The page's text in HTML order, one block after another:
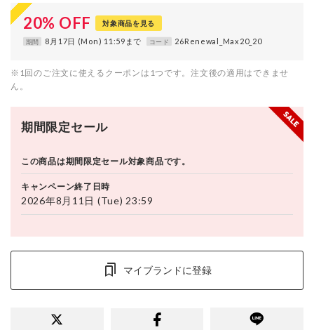
20% OFF 対象商品を見る
期間 8月17日 (Mon) 11:59まで コード 26Renewal_Max20_20
※1回のご注文に使えるクーポンは1つです。注文後の適用はできませ
ん。
期間限定セール
この商品は期間限定セール対象商品です。
キャンペーン終了日時
2026年8月11日 (Tue) 23:59
マイブランドに登録